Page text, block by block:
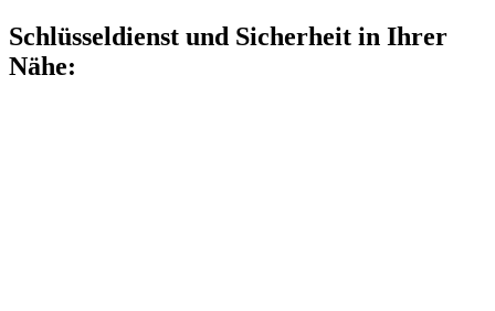
Schlüsseldienst und Sicherheit in Ihrer
Nähe: